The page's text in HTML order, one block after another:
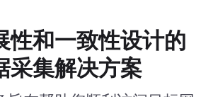
性和一致性设计的
采集解决方案